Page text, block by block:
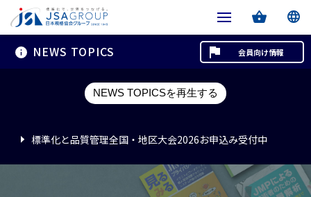
NEWS TOPICS
NEWS TOPICSを再生する
標準化と品質管理全国・地区大会2026お申込み受付中
標準化と品質管理全国・地区大会2026お申込み受付中
標準化と品質管理全国・地区大会2026お申込み受付中
会員向け情報